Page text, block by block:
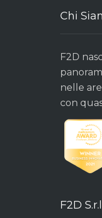
Chi
F2D
nelle
con
F2D